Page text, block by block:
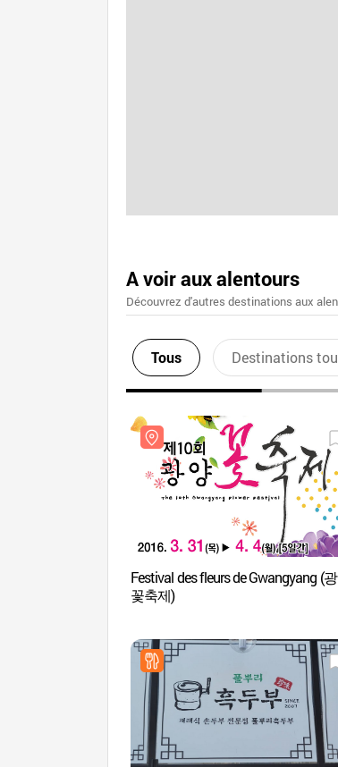
A voir aux alentours
Découvrez d'autres destinations aux
Tous Destinations
Festival des fleurs de Gwangyang (
꽃축제)